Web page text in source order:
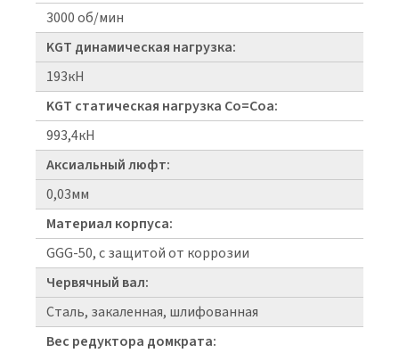
3000 об/мин
KGT динамическая нагрузка:
193кН
KGT статическая нагрузка Co=Coa:
993,4кН
Аксиальный люфт:
0,03мм
Материал корпуса:
GGG-50, с защитой от коррозии
Червячный вал:
Сталь, закаленная, шлифованная
Вес редуктора домкрата: